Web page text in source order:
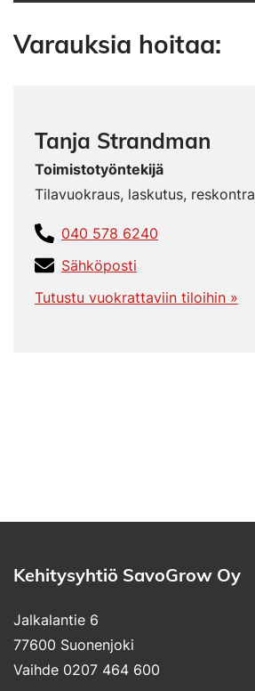
Varauksia hoitaa:
Tanja Strandman
Toimistotyöntekijä
Tilavuokraus, laskutus, reskontra
040 578 6240
Sähköposti
Tutustu vuokrattaviin tiloihin »
Kehitysyhtiö SavoGrow Oy
Jalkalantie 6
77600 Suonenjoki
Vaihde 0207 464 600